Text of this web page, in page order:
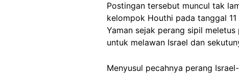
Postingan tersebut muncul tak
kelompok Houthi pada tanggal
Yaman sejak perang sipil
untuk melawan Israel dan
Menyusul pecahnya perang